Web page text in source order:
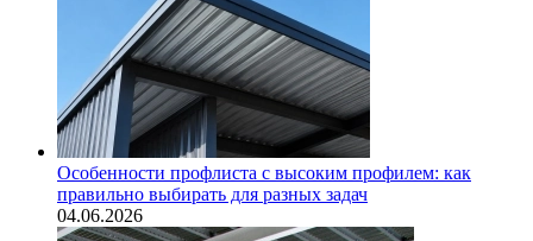
Особенности профлиста с высоким профилем: как
правильно выбирать для разных задач
04.06.2026